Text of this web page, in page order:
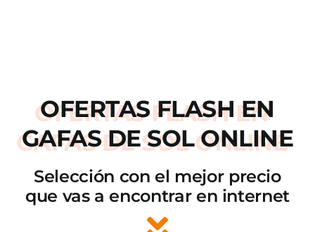
OFERTAS FLASH EN
GAFAS DE SOL ONLINE
Selección con el mejor precio
que vas a encontrar en internet